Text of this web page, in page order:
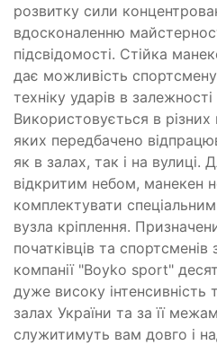
розвитку сили
вдосконаленню
підсвідомості. Стійка
дає можливість
техніку ударів в
Використовується в
яких передбачено
як в залах, так і на вулиці.
відкритим небом, манекен
комплектувати
вузла кріплення.
початківців та
компанії "Boyko sport"
дуже високу інтенсивність
залах України та за її
служитимуть вам довго і